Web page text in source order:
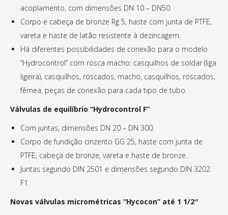
acoplamento, com dimensões DN 10 – DN50.
Corpo e cabeça de bronze Rg 5, haste com junta de PTFE,
vareta e haste de latão resistente à dezincagem.
Há diferentes possibilidades de conexão para o modelo
“Hydrocontrol” com rosca macho: casquilhos de soldar (liga
ligeira), casquilhos, roscados, macho, casquilhos, roscados,
fêmea, peças de conexão para cada tipo de tubo.
Válvulas de equilíbrio “Hydrocontrol F”
Com juntas, dimensões DN 20 – DN 300.
Corpo de fundição cinzento GG 25, haste com junta de
PTFE, cabeça de bronze, vareta e haste de bronze.
Juntas segundo DIN 2501 e dimensões segundo DIN 3202
F1.
Novas válvulas micrométricas “Hycocon” até 1 1/2″